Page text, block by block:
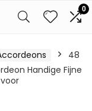
0
48
Handige Fijne